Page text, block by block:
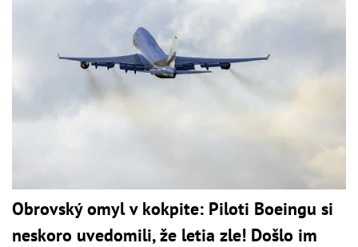
Obrovský omyl v kokpite: Piloti Boeingu si
neskoro uvedomili, že letia zle! Došlo im